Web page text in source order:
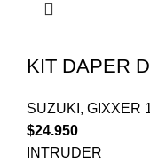
KIT DAPER
SUZUKI , GIXXER
$24.950
INTRUDER